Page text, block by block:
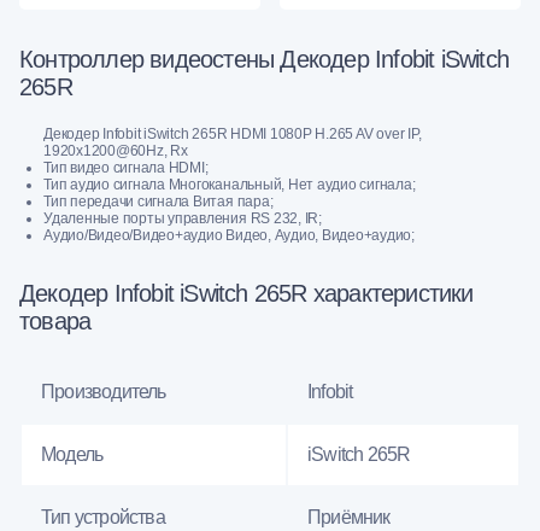
Контроллер видеостены Декодер Infobit iSwitch
265R
Декодер Infobit iSwitch 265R HDMI 1080P H.265 AV over IP,
1920x1200@60Hz, Rx
Тип видео сигнала HDMI;
Тип аудио сигнала Многоканальный, Нет аудио сигнала;
Тип передачи сигнала Витая пара;
Удаленные порты управления RS 232, IR;
Аудио/Видео/Видео+аудио Видео, Аудио, Видео+аудио;
Декодер Infobit iSwitch 265R характеристики
товара
Производитель Infobit
Модель iSwitch 265R
Тип устройства Приёмник